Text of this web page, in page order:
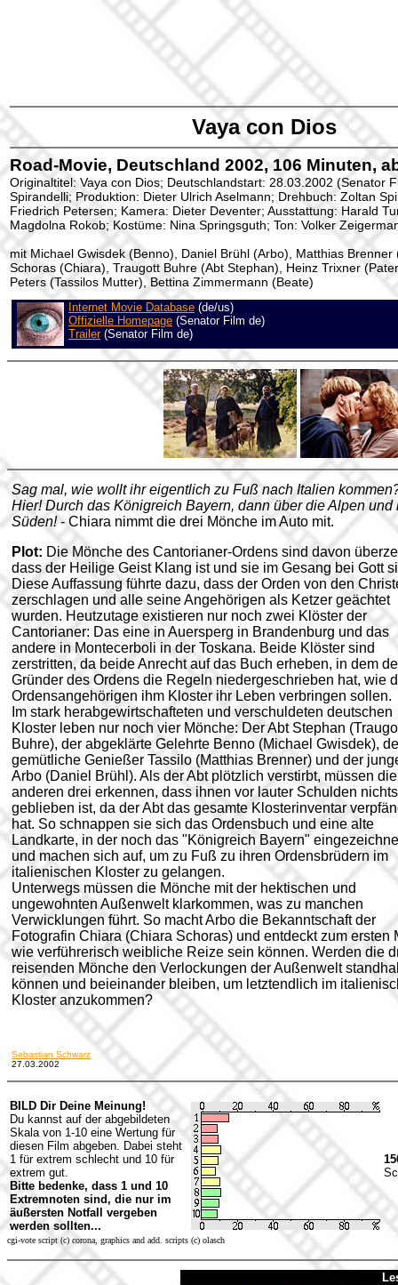
Vaya con Dios
Road-Movie, Deutschland 2002, 106 Minuten,
Originaltitel: Vaya con Dios; Deutschlandstart: 28.03.2002 (Senator
Spirandelli; Produktion: Dieter Ulrich Aselmann; Drehbuch: Zoltan
Friedrich Petersen; Kamera: Dieter Deventer; Ausstattung: Harald
Magdolna Rokob; Kostüme: Nina Springsguth; Ton: Volker
mit Michael Gwisdek (Benno), Daniel Brühl (Arbo), Matthias Brenner
Schoras (Chiara), Traugott Buhre (Abt Stephan), Heinz Trixner
Peters (Tassilos Mutter), Bettina Zimmermann (Beate)
Internet Movie Database (de/us)
Offizielle Homepage (Senator Film de)
Trailer(Senator Film de)
Sag mal, wie wollt ihr eigentlich zu Fuß nach Italien
Hier! Durch das Königreich Bayern, dann über die Alpen und
Süden!- Chiara nimmt die drei Mönche im Auto mit.
Plot: Die Mönche des Cantorianer-Ordens sind davon
dass der Heilige Geist Klang ist und sie im Gesang bei Gott
Diese Auffassung führte dazu, dass der Orden von den
zerschlagen und alle seine Angehörigen als Ketzer geächtet
wurden. Heutzutage existieren nur noch zwei Klöster der
Cantorianer: Das eine in Auersperg in Brandenburg und das
andere in Montecerboli in der Toskana. Beide Klöster sind
zerstritten, da beide Anrecht auf das Buch erheben, in dem
Gründer des Ordens die Regeln niedergeschrieben hat, wie
Ordensangehörigen ihm Kloster ihr Leben verbringen sollen.
Im stark herabgewirtschafteten und verschuldeten deutschen
Kloster leben nur noch vier Mönche: Der Abt Stephan
Buhre), der abgeklärte Gelehrte Benno (Michael Gwisdek),
gemütliche Genießer Tassilo (Matthias Brenner) und der
Arbo (Daniel Brühl). Als der Abt plötzlich verstirbt, müssen die
anderen drei erkennen, dass ihnen vor lauter Schulden nichts
geblieben ist, da der Abt das gesamte Klosterinventar
hat. So schnappen sie sich das Ordensbuch und eine alte
Landkarte, in der noch das "Königreich Bayern"
und machen sich auf, um zu Fuß zu ihren Ordensbrüdern im
italienischen Kloster zu gelangen.
Unterwegs müssen die Mönche mit der hektischen und
ungewohnten Außenwelt klarkommen, was zu manchen
Verwicklungen führt. So macht Arbo die Bekanntschaft der
Fotografin Chiara (Chiara Schoras) und entdeckt zum ersten
wie verführerisch weibliche Reize sein können. Werden die
reisenden Mönche den Verlockungen der Außenwelt
können und beieinander bleiben, um letztendlich im
Kloster anzukommen?
Sebastian Schwarz
27.03.2002
BILD Dir Deine Meinung!
Du kannst auf der abgebildeten
Skala von 1-10 eine Wertung für
diesen Film abgeben. Dabei steht
1 für extrem schlecht und 10 für
extrem gut.
Bitte bedenke, dass 1 und 10
Extremnoten sind, die nur im
äußersten Notfall vergeben
werden sollten...
cgi-vote script (c) corona, graphics and add. scripts (c) olasch